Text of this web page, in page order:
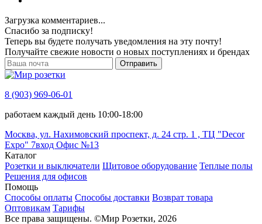
Загрузка комментариев...
Спасибо за подписку!
Теперь вы будете получать уведомления на эту почту!
Получайте свежие новости о новых поступлениях и брендах
Отправить
8 (903) 969-06-01
работаем каждый день 10:00-18:00
Москва, ул. Нахимовский проспект, д. 24 стр. 1 , ТЦ "Decor
Expo" 7вход Офис №13
Каталог
Розетки и выключатели Щитовое оборудование Теплые полы
Решения для офисов
Помощь
Способы оплаты Способы доставки Возврат товара
Оптовикам Тарифы
Все права защищены. ©Мир Розетки, 2026